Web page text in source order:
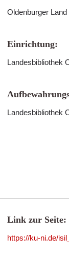
Oldenburger Land
Einrichtung:
Landesbibliothek
Landesbibliothek
Link zur Seite:
https://ku-ni.de/